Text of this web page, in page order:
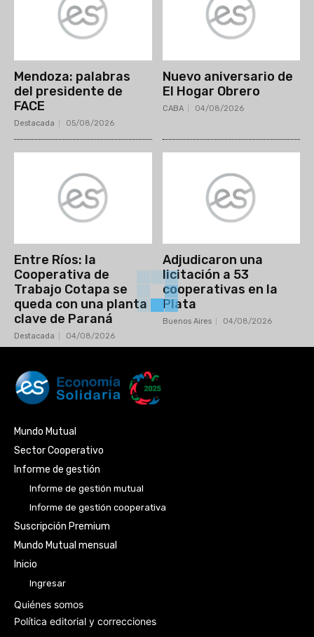
Mendoza: palabras
del presidente de
FACE
Destacada 05/08/2026
Nuevo aniversario de
El Hogar Obrero
CABA 04/08/2026
Entre Ríos: la
Cooperativa de
Trabajo Cotapa se
queda con una planta
clave de Paraná
Destacada 04/08/2026
Adjudicaron una
licitación a 53
cooperativas en la
Plata
Buenos Aires 04/08/2026
Mundo Mutual
Sector Cooperativo
Informe de gestión
Informe de gestión mutual
Informe de gestión cooperativa
Suscripción Premium
Mundo Mutual mensual
Inicio
Ingresar
Quiénes somos
Política editorial y correcciones